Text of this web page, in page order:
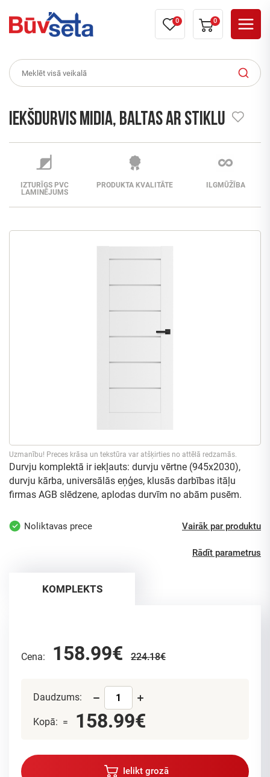
0 0
Iekšdurvis MIDIA, baltas ar stiklu
IZTURĪGS PVC
LAMINĒJUMS
PRODUKTA KVALITĀTE ILGMŪŽĪBA
Uzmanību! Preces krāsa un tekstūra var atšķirties no attēlā redzamās.
Durvju komplektā ir iekļauts: durvju vērtne (945x2030),
durvju kārba, universālās eņģes, klusās darbības itāļu
firmas AGB slēdzene, aplodas durvīm no abām pusēm.
Noliktavas prece Vairāk par produktu
Rādīt parametrus
KOMPLEKTS
Cena: 158.99€ 224.18€
Daudzums:
Kopā: = 158.99€
Ielikt grozā